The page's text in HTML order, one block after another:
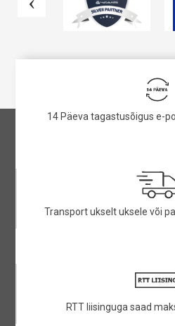
14 Päeva tagastusõigus e-
Transport ukselt uksele või
RTT liisinguga saad